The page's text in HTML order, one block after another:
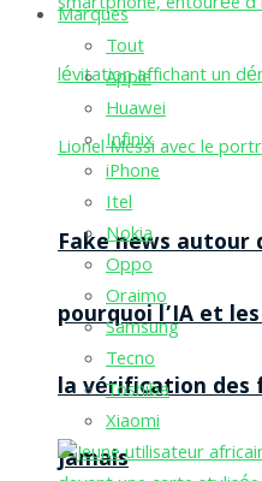
Fake news autour
pourquoi l’IA et
la vérification des
jamais
Marques
Tout
Apple
Huawei
Infinix
iPhone
Itel
Nokia
Oppo
Oraimo
Samsung
Tecno
Toshiba
Xiaomi